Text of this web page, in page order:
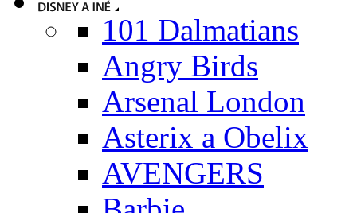
101 Dalmatians
Angry Birds
Arsenal London
Asterix a Obelix
AVENGERS